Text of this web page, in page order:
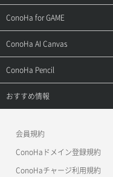
用語集
お問い合わせ
お乗り換えガイド
よくある質問
ご利用ガイド
APIドキュメントVPS2.0
APIドキュメントVPS3.0
サポートトップ
ご利用ガイド
APIドキュメントVPS2.0
APIドキュメントVPS3.0
ConoHa for GAME
サポートトップ
ご利用ガイド
ConoHa AI Canvas
サポートトップ
ご利用ガイド
ConoHa Pencil
サポートトップ
おすすめ情報
美雲このは徹底ガイド
会員規約
ConoHaドメイン登録規約
ConoHaチャージ利用規約